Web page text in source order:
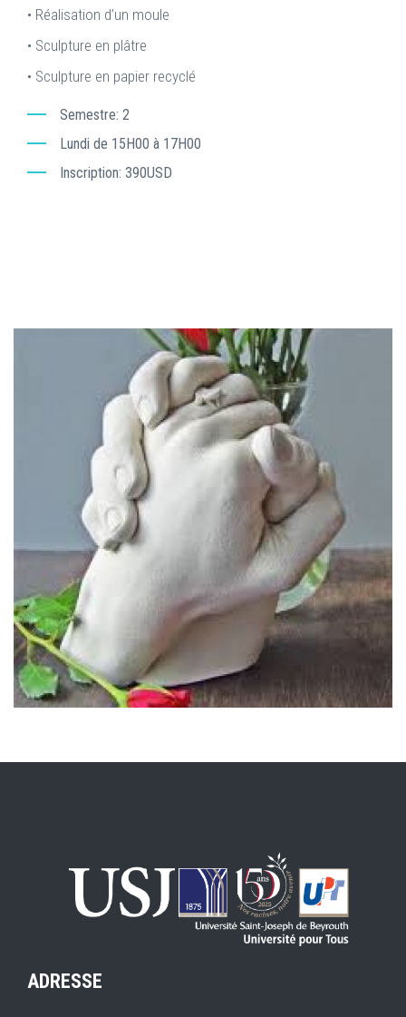
• Réalisation d’un moule
• Sculpture en plâtre
• Sculpture en papier recyclé
Semestre 2
Lundi de 15H00 à 17H00
Inscription 390USD
ADRESSE